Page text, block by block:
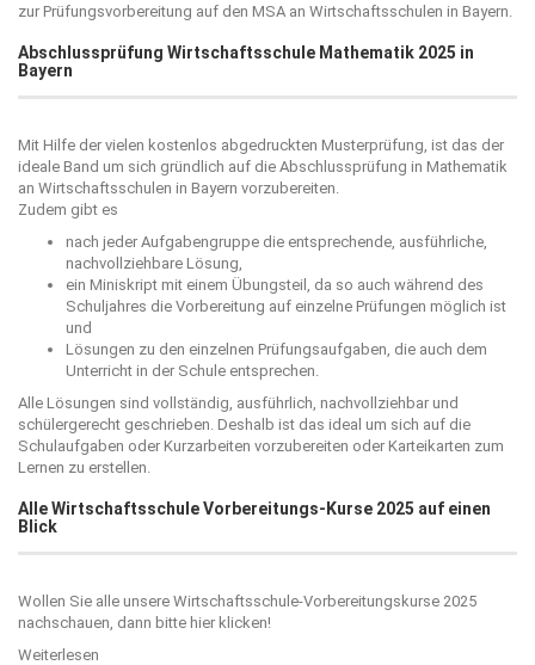
zur Prüfungsvorbereitung auf den MSA an Wirtschaftsschulen in Bayern.
Abschlussprüfung Wirtschaftsschule Mathematik 2025 in
Bayern
Mit Hilfe der vielen kostenlos abgedruckten Musterprüfung, ist das der
ideale Band um sich gründlich auf die Abschlussprüfung in Mathematik
an Wirtschaftsschulen in Bayern vorzubereiten.
Zudem gibt es
nach jeder Aufgabengruppe die entsprechende, ausführliche,
nachvollziehbare Lösung,
ein Miniskript mit einem Übungsteil, da so auch während des
Schuljahres die Vorbereitung auf einzelne Prüfungen möglich ist
und
Lösungen zu den einzelnen Prüfungsaufgaben, die auch dem
Unterricht in der Schule entsprechen.
Alle Lösungen sind vollständig, ausführlich, nachvollziehbar und
schülergerecht geschrieben. Deshalb ist das ideal um sich auf die
Schulaufgaben oder Kurzarbeiten vorzubereiten oder Karteikarten zum
Lernen zu erstellen.
Alle Wirtschaftsschule Vorbereitungs-Kurse 2025 auf einen
Blick
Wollen Sie alle unsere Wirtschaftsschule-Vorbereitungskurse 2025
nachschauen, dann bitte hier klicken!
Weiterlesen